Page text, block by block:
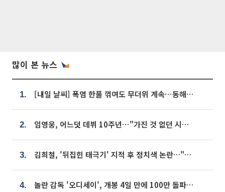
많이 본 뉴스
1. [내일 날씨] 폭염 한풀 꺾여도 무더위 계속⋯동해안 이틀 연속 비
2. 임영웅, 어느덧 데뷔 10주년⋯"가진 것 없던 시절, 내 앞엔 20명의 팬뿐"
3. 김희철, '뒤집힌 태극기' 지적 후 정치색 논란…"좌우 떠나 우리나라 국기"
4. 놀란 감독 '오디세이', 개봉 4일 만에 100만 돌파⋯'왕사남' 보다 빠르다